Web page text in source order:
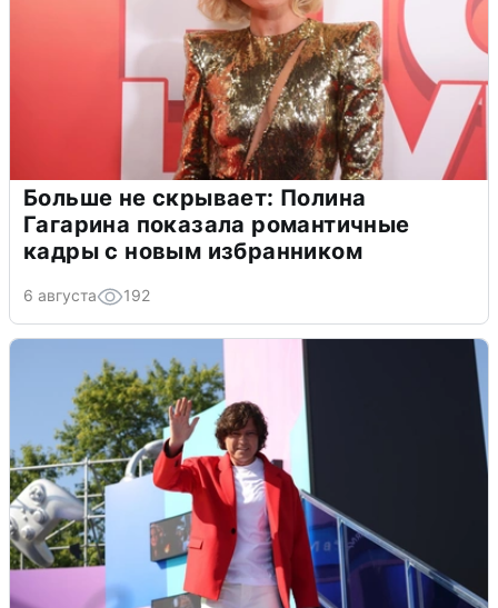
Больше не скрывает: Полина
Гагарина показала романтичные
кадры с новым избранником
6 августа 192